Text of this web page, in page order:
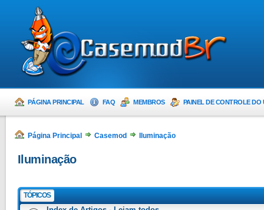
PÁGINA PRINCIPAL FAQ MEMBROS PAINEL DE CONTROLE DO
Página Principal Casemod Iluminação
Iluminação
TÓPICOS